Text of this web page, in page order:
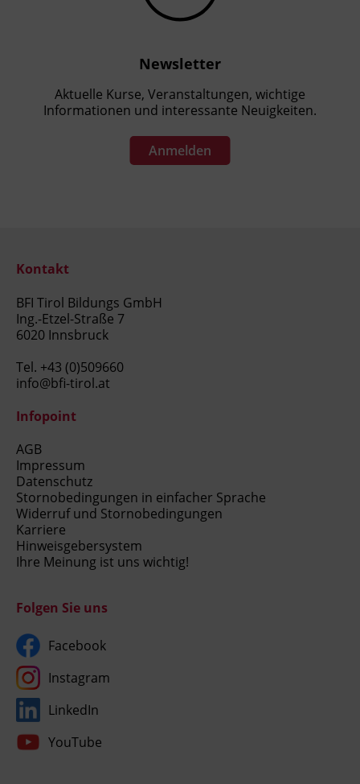
Newsletter
Aktuelle Kurse, Veranstaltungen, wichtige
Informationen und interessante Neuigkeiten.
Anmelden
Kontakt
BFI Tirol Bildungs GmbH
Ing.-Etzel-Straße 7
6020 Innsbruck
Tel. +43 (0)509660
info@bfi-tirol.at
Infopoint
AGB
Impressum
Datenschutz
Stornobedingungen in einfacher Sprache
Widerruf und Stornobedingungen
Karriere
Hinweisgebersystem
Ihre Meinung ist uns wichtig!
Folgen Sie uns
Facebook
Instagram
LinkedIn
YouTube